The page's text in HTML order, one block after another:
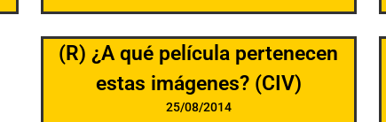
(R) ¿A qué película pertenecen
estas imágenes? (CIV)
25/08/2014